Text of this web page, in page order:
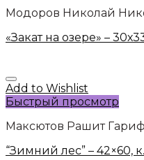
Модоров Николай
«Закат на озере» –
Add to Wishlist
Быстрый просмотр
Максютов Рашит
“Зимний лес” – 42×60,